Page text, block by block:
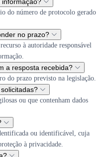
do número de protocolo gerado
no prazo?
à autoridade responsável
a resposta recebida?
do prazo previsto na legislação.
ou que contenham dados
ou identificável, cuja
à privacidade.